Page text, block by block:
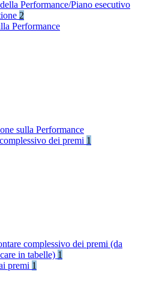
Performance/Piano esecutivo
2
Performance
sulla Performance
dei premi 1
complessivo dei premi (da
in tabelle) 1
premi 1